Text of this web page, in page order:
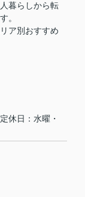
暮らしから転
。
ア別おすすめ
休日：水曜・